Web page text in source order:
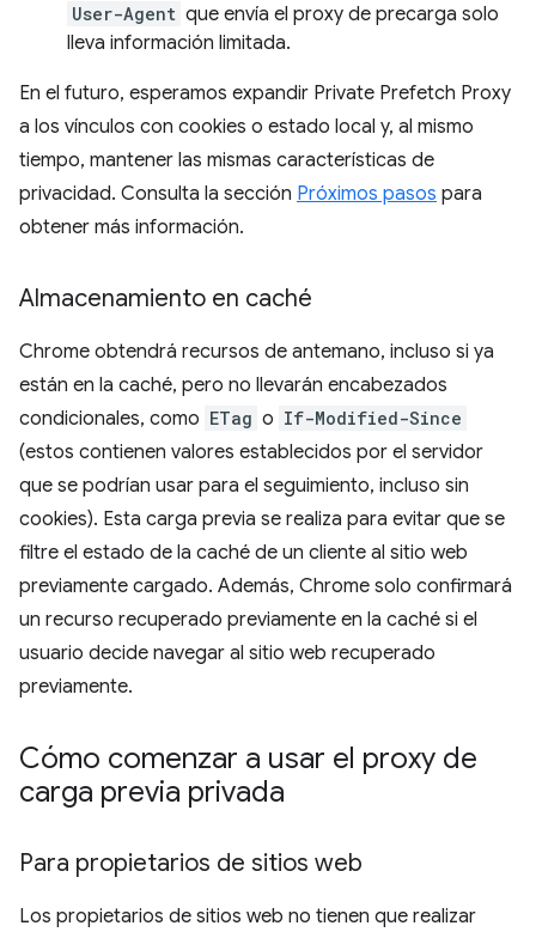
User-Agent que envía el proxy de precarga solo
lleva información limitada.
En el futuro, esperamos expandir Private Prefetch Proxy
a los vínculos con cookies o estado local y, al mismo
tiempo, mantener las mismas características de
privacidad. Consulta la sección Próximos pasos para
obtener más información.
Almacenamiento en caché
Chrome obtendrá recursos de antemano, incluso si ya
están en la caché, pero no llevarán encabezados
condicionales, como ETag o If-Modified-Since
(estos contienen valores establecidos por el servidor
que se podrían usar para el seguimiento, incluso sin
cookies). Esta carga previa se realiza para evitar que se
filtre el estado de la caché de un cliente al sitio web
previamente cargado. Además, Chrome solo confirmará
un recurso recuperado previamente en la caché si el
usuario decide navegar al sitio web recuperado
previamente.
Cómo comenzar a usar el proxy de
carga previa privada
Para propietarios de sitios web
Los propietarios de sitios web no tienen que realizar